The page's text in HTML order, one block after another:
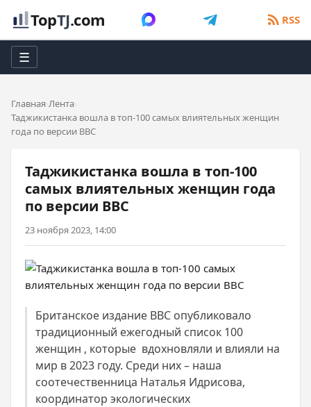
TopTJ.com RSS
☰
Главная Лента
Таджикистанка вошла в топ-100 самых влиятельных женщин
года по версии BBC
Таджикистанка вошла в топ-100
самых влиятельных женщин года
по версии BBC
23 ноября 2023, 14:00
Британское издание BBC опубликовало
традиционный ежегодный список 100
женщин , которые вдохновляли и влияли на
мир в 2023 году. Среди них – наша
соотечественница Наталья Идрисова,
координатор экологических